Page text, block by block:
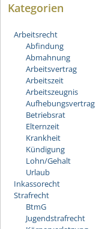
Kategorien
Arbeitsrecht
Abfindung
Abmahnung
Arbeitsvertrag
Arbeitszeit
Arbeitszeugnis
Aufhebungsvertrag
Betriebsrat
Elternzeit
Krankheit
Kündigung
Lohn/Gehalt
Urlaub
Inkassorecht
Strafrecht
BtmG
Jugendstrafrecht